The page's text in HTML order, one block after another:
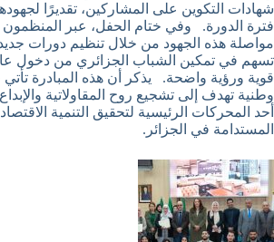
شهادات التكوين على المشاركين، تقديرًا
فترة الدورة. وفي ختام الحفل، عبر
مواصلة هذه الجهود من خلال تنظيم دورات
تسهم في تمكين الشباب الجزائري من دخول
قوية ورؤية واضحة. يذكر أن هذه المبادرة تأتي
وطنية تهدف إلى تشجيع روح المقاولاتية
أحد المحركات الرئيسية لتحقيق التنمية
المستدامة في الجزائر.